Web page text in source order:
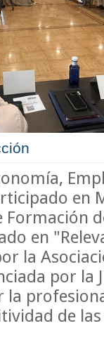
en
en
la
por la
de